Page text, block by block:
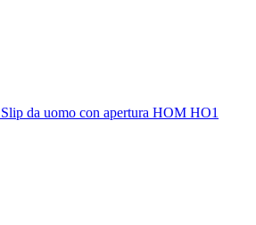
Slip da uomo con apertura HOM HO1